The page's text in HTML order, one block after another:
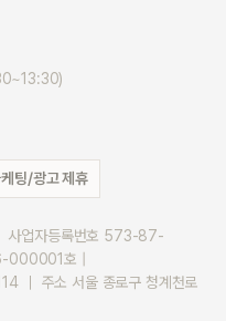
팅/광고 제휴
사업자등록번호 573-87-
000001호 |
｜ 주소 서울 종로구 청계천로